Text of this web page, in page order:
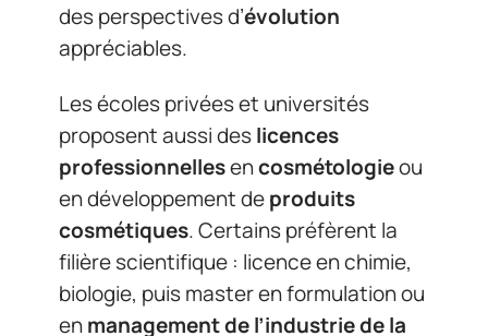
des perspectives d’évolution
appréciables.
Les écoles privées et universités
proposent aussi deslicences
professionnellesencosmétologieou
en développement deproduits
cosmétiques. Certains préfèrent la
filière scientifique : licence en chimie,
biologie, puis master en formulation ou
enmanagement de l’industrie de la